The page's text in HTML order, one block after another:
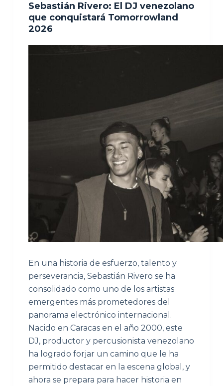
Sebastián Rivero: El DJ venezolano
que conquistará Tomorrowland
2026
En una historia de esfuerzo, talento y
perseverancia, Sebastián Rivero se ha
consolidado como uno de los artistas
emergentes más prometedores del
panorama electrónico internacional.
Nacido en Caracas en el año 2000, este
DJ, productor y percusionista venezolano
ha logrado forjar un camino que le ha
permitido destacar en la escena global, y
ahora se prepara para hacer historia en